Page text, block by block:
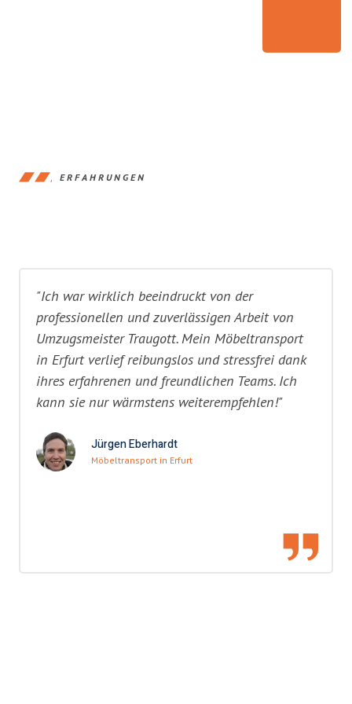
ERFAHRUNGEN
"Ich war wirklich beeindruckt von der
professionellen und zuverlässigen Arbeit von
Umzugsmeister Traugott. Mein Möbeltransport
in Erfurt verlief reibungslos und stressfrei dank
ihres erfahrenen und freundlichen Teams. Ich
kann sie nur wärmstens weiterempfehlen!"
Jürgen Eberhardt
Möbeltransport in Erfurt